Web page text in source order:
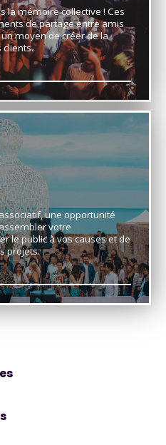
la mémoire collective ! Ces
de partage entre amis
moyen de créer de la
clients.
une opportunité
votre
le public à vos causes et de
projets.